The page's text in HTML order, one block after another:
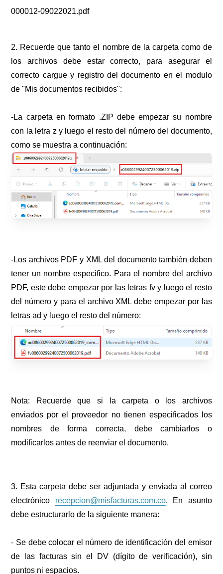
000012-09022021.pdf
2. Recuerde que tanto el nombre de la carpeta como de
los archivos debe estar correcto, para asegurar el
correcto cargue y registro del documento en el modulo
de "Mis documentos recibidos":
-La carpeta en formato .ZIP debe empezar su nombre
con la letra z y luego el resto del número del documento,
como se muestra a continuación:
-Los archivos PDF y XML del documento también deben
tener un nombre especifico. Para el nombre del archivo
PDF, este debe empezar por las letras fv y luego el resto
del número y para el archivo XML debe empezar por las
letras ad y luego el resto del número:
Nota: Recuerde que si la carpeta o los archivos
enviados por el proveedor no tienen especificados los
nombres de forma correcta, debe cambiarlos o
modificarlos antes de reenviar el documento.
3. Esta carpeta debe ser adjuntada y enviada al correo
electrónico recepcion@misfacturas.com.co. En asunto
debe estructurarlo de la siguiente manera:
- Se debe colocar el número de identificación del emisor
de las facturas sin el DV (dígito de verificación), sin
puntos ni espacios.